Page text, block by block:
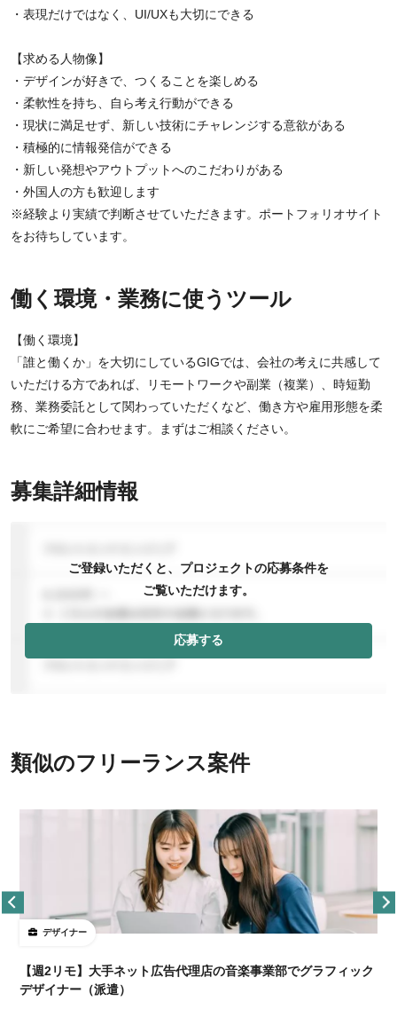
・表現だけではなく、UI/UXも大切にできる
【求める人物像】
・デザインが好きで、つくることを楽しめる
・柔軟性を持ち、自ら考え行動ができる
・現状に満足せず、新しい技術にチャレンジする意欲がある
・積極的に情報発信ができる
・新しい発想やアウトプットへのこだわりがある
・外国人の方も歓迎します
※経験より実績で判断させていただきます。ポートフォリオサイト
をお待ちしています。
働く環境・業務に使うツール
【働く環境】
「誰と働くか」を大切にしているGIGでは、会社の考えに共感して
いただける方であれば、リモートワークや副業（複業）、時短勤
務、業務委託として関わっていただくなど、働き方や雇用形態を柔
軟にご希望に合わせます。まずはご相談ください。
募集詳細情報
ご登録いただくと、プロジェクトの応募条件を
ご覧いただけます。
応募する
類似のフリーランス案件
デザイナー
【週2リモ】大手ネット広告代理店の音楽事業部でグラフィック
デザイナー（派遣）